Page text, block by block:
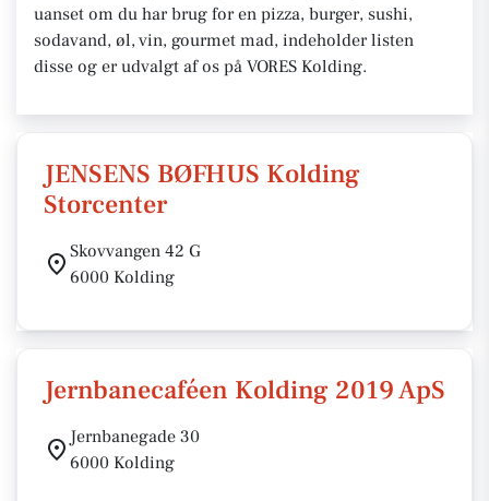
uanset om du har brug for en pizza, burger, sushi,
sodavand, øl, vin, gourmet mad, indeholder listen
disse og er udvalgt af os på VORES Kolding.
JENSENS BØFHUS Kolding
Storcenter
Skovvangen 42 G
6000 Kolding
Jernbanecaféen Kolding 2019 ApS
Jernbanegade 30
6000 Kolding